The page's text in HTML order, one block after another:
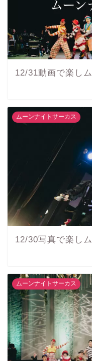
12/31動画で楽し
ムーンナイトサーカス
12/30写真で楽し
ムーンナイトサーカス